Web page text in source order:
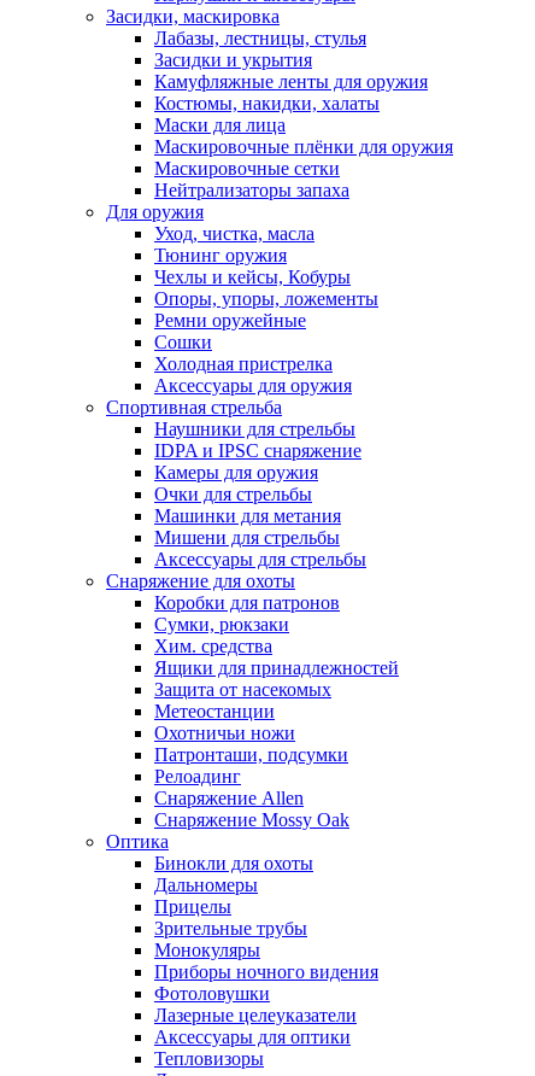
Засидки, маскировка
Лабазы, лестницы, стулья
Засидки и укрытия
Камуфляжные ленты для оружия
Костюмы, накидки, халаты
Маски для лица
Маскировочные плёнки для оружия
Маскировочные сетки
Нейтрализаторы запаха
Для оружия
Уход, чистка, масла
Тюнинг оружия
Чехлы и кейсы, Кобуры
Опоры, упоры, ложементы
Ремни оружейные
Сошки
Холодная пристрелка
Аксессуары для оружия
Спортивная стрельба
Наушники для стрельбы
IDPA и IPSC снаряжение
Камеры для оружия
Очки для стрельбы
Машинки для метания
Мишени для стрельбы
Аксессуары для стрельбы
Снаряжение для охоты
Коробки для патронов
Сумки, рюкзаки
Хим. средства
Ящики для принадлежностей
Защита от насекомых
Метеостанции
Охотничьи ножи
Патронташи, подсумки
Релоадинг
Снаряжение Allen
Снаряжение Mossy Oak
Оптика
Бинокли для охоты
Дальномеры
Прицелы
Зрительные трубы
Монокуляры
Приборы ночного видения
Фотоловушки
Лазерные целеуказатели
Аксессуары для оптики
Тепловизоры